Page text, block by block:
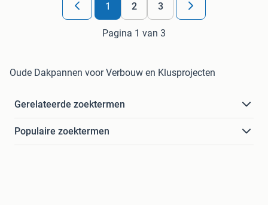
1 2 3
Pagina 1 van 3
Oude Dakpannen voor Verbouw en Klusprojecten
Gerelateerde zoektermen
Populaire zoektermen